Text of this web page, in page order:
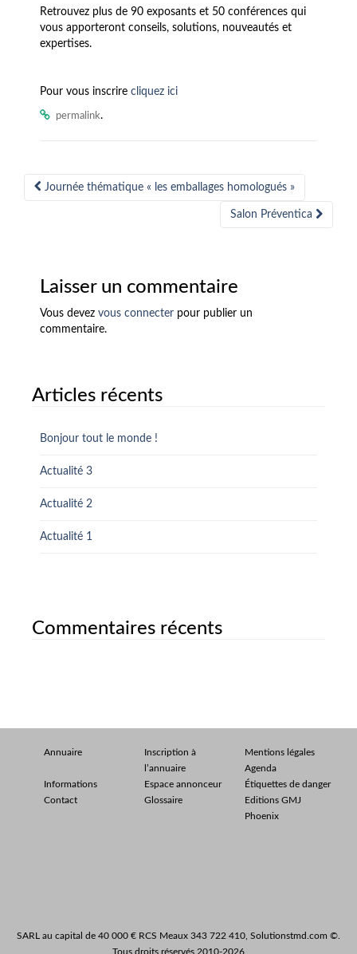
Retrouvez plus de 90 exposants et 50 conférences qui
vous apporteront conseils, solutions, nouveautés et
expertises.
Pour vous inscrire cliquez ici
permalink.
Post
Journée thématique « les emballages homologués »
Salon Préventica
Laisser un commentaire
Vous devez vous connecter pour publier un
commentaire.
Articles récents
Bonjour tout le monde !
Actualité 3
Actualité 2
Actualité 1
Commentaires récents
Annuaire
Inscription à
l’annuaire
Mentions légales
Agenda
Informations
Espace annonceur
Étiquettes de danger
Contact
Glossaire
Editions GMJ
Phoenix
SARL au capital de 40 000 € RCS Meaux 343 722 410, Solutionstmd.com ©.
Tous droits réservés 2010-2026